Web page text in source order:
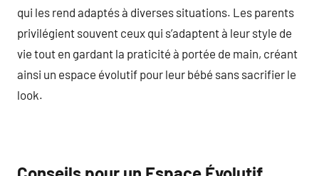
qui les rend adaptés à diverses situations. Les parents
privilégient souvent ceux qui s’adaptent à leur style de
vie tout en gardant la praticité à portée de main, créant
ainsi un espace évolutif pour leur bébé sans sacrifier le
look.